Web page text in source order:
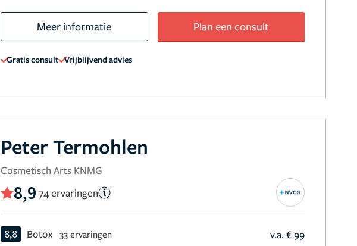
Meer informatie Plan een consult
Gratis consult Vrijblijvend advies
Peter Termohlen
Cosmetisch Arts KNMG
8,9 74 ervaringen
8,8 Botox 33 ervaringen v.a. € 99